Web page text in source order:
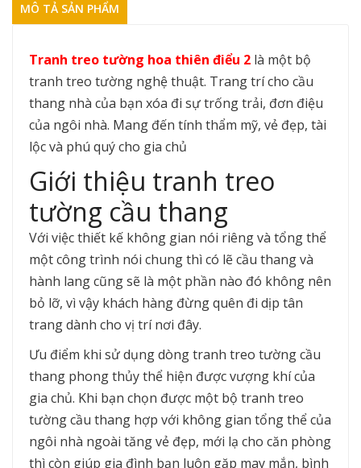
MÔ TẢ SẢN PHẨM
Tranh treo tường hoa thiên điểu 2 là một bộ
tranh treo tường nghệ thuật. Trang trí cho cầu
thang nhà của bạn xóa đi sự trống trải, đơn điệu
của ngôi nhà. Mang đến tính thẩm mỹ, vẻ đẹp, tài
lộc và phú quý cho gia chủ
Giới thiệu tranh treo
tường cầu thang
Với việc thiết kế không gian nói riêng và tổng thể
một công trình nói chung thì có lẽ cầu thang và
hành lang cũng sẽ là một phần nào đó không nên
bỏ lỡ, vì vậy khách hàng đừng quên đi dịp tân
trang dành cho vị trí nơi đây.
Ưu điểm khi sử dụng dòng tranh treo tường cầu
thang phong thủy thể hiện được vượng khí của
gia chủ. Khi bạn chọn được một bộ tranh treo
tường cầu thang hợp với không gian tổng thể của
ngôi nhà ngoài tăng vẻ đẹp, mới lạ cho căn phòng
thì còn giúp gia đình bạn luôn gặp may mắn, bình